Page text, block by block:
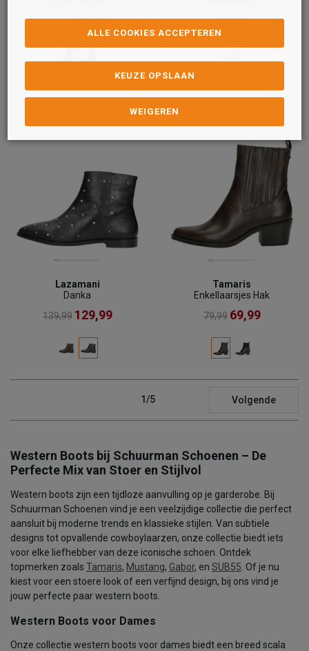
89,9974,99 69,99
Lazamani
Danka
139,99 129,99
Tamaris
Enkellaarsjes Hak
79,99 69,99
1/5 Volgende
Western Boots bij Schuurman Schoenen – De
Perfecte Mix van Stoer en Stijlvol
Western boots zijn een tijdloze aanvulling op je garderobe. Bij
Schuurman Schoenen vind je een veelzijdige collectie die perfect
aansluit bij moderne trends en klassieke stijlen. Van subtiele
designs tot opvallende cowboylaarzen, onze collectie biedt iets
voor elke liefhebber van deze iconische schoen. Ontdek
topmerken zoals Tamaris, Mustang, Gabor, en SUB55 . Of je nu
kiest voor een stoere look of een verfijnd design, bij ons vind je
jouw perfecte paar western boots.
Western Boots voor Dames
Onze collectie western boots voor dames biedt een breed scala
ALLE COOKIES ACCEPTEREN
KEUZE OPSLAAN
WEIGEREN